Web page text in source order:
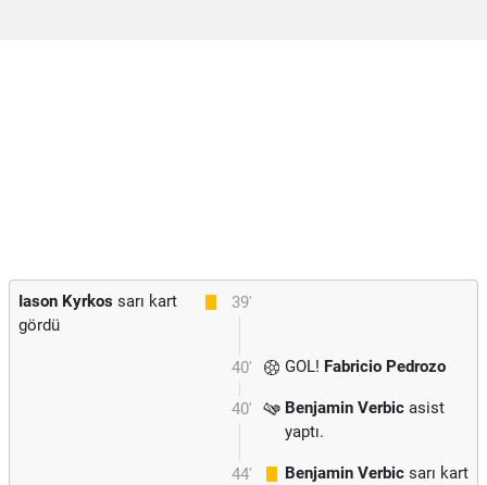
39'
Iason Kyrkos sarı kart
gördü
40' GOL! Fabricio Pedrozo
40' Benjamin Verbic asist
yaptı.
44' Benjamin Verbic sarı kart